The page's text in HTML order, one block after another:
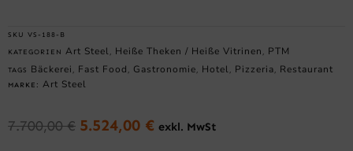
SKU VS-188-B
KATEGORIEN Art Steel , Heiße Theken / Heiße Vitrinen , PTM
TAGS Bäckerei , Fast Food , Gastronomie , Hotel , Pizzeria , Restaurant
MARKE: Art Steel
7.700,00€ Ursprünglicher
5.524,00 € Aktueller
exkl. MwSt